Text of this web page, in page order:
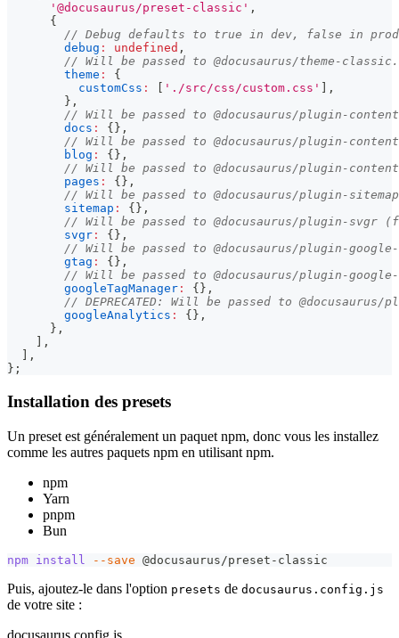
'@docusaurus/preset-classic' ,
{
// Debug defaults to true in dev, false in prod
debug : undefined ,
// Will be passed to @docusaurus/theme-classic.
theme :
{
customCss : './src/css/custom.css'
,
} ,
// Will be passed to @docusaurus/plugin-
docs : { } ,
// Will be passed to @docusaurus/plugin-
blog : { } ,
// Will be passed to @docusaurus/plugin-
pages : { } ,
// Will be passed to @docusaurus/plugin-
sitemap : { } ,
// Will be passed to @docusaurus/plugin-svgr
svgr : { } ,
// Will be passed to @docusaurus/plugin-
gtag : { } ,
// Will be passed to @docusaurus/plugin-
googleTagManager : { } ,
// DEPRECATED: Will be passed to
googleAnalytics : { } ,
} ,
,
,
} ;
Installation des presets
Un preset est généralement un paquet npm, donc vous les installez
comme les autres paquets npm en utilisant npm.
npm
Yarn
pnpm
Bun
npm install --save @docusaurus/preset-classic
Puis, ajoutez-le dans l'option presets de docusaurus.config.js
de votre site :
docusaurus.config.js